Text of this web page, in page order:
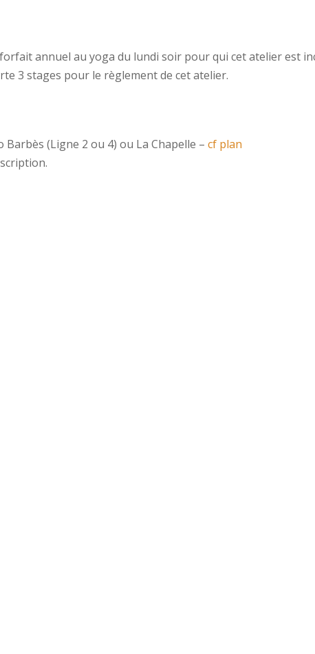
annuel au yoga du lundi soir pour qui cet atelier est
3 stages pour le règlement de cet atelier.
Barbès (Ligne 2 ou 4) ou La Chapelle – cf plan